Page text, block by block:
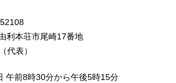
利本荘市尾崎17番地
代表）
午前8時30分から午後5時15分